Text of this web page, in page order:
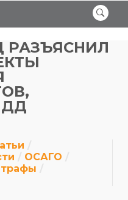
РАЗЪЯСНИЛ
ОСАГО